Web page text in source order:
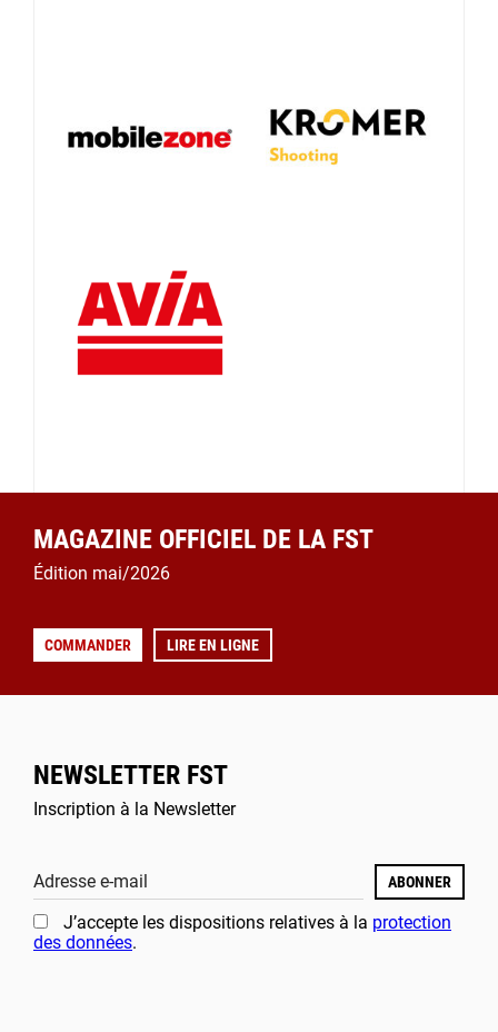
MAGAZINE OFFICIEL DE LA FST
Édition mai/2026
COMMANDER LIRE EN LIGNE
NEWSLETTER FST
Inscription à la Newsletter
Adresse e-mail ABONNER
J’accepte les dispositions relatives à la protection
des données.